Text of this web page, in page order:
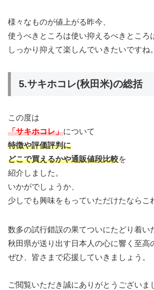
様々なものが値上がる昨今、
使うべきところは使い抑えるべきところ
しっかり抑えて楽しんでいきたいですね。
5.サキホコレ(秋田米)の総括
この度は
「サキホコレ」について
特徴や評価評判に
どこで買えるかや通販値段比較を
紹介しました。
いかがでしょうか、
少しでも興味をもっていただけたならこ
数多の試行錯誤の果てついにたどり着い
秋田県が送り出す日本人の心に響く至高
ぜひ、皆さまで応援していきましょう。
ご閲覧いただき誠にありがとうございま